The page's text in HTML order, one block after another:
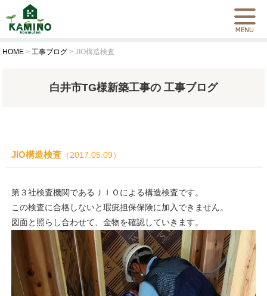
HOME >工事ブログ >JIO構造検査
白井市TG様新築工事の 工事ブログ
JIO構造検査（2017.05.09）
第３社検査機関であるＪＩＯによる構造検査です。
この検査に合格しないと瑕疵担保保険に加入できません。
図面と照らし合わせて、金物を確認していきます。